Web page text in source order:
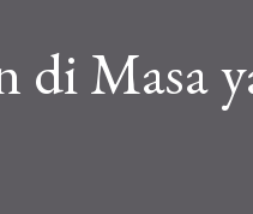
di Masa